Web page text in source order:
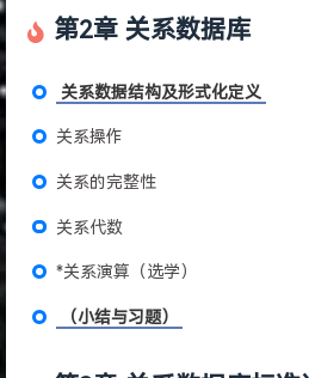
第2章 关系数据库
关系数据结构及形式化定义
关系操作
关系的完整性
关系代数
*关系演算（选学）
（小结与习题）